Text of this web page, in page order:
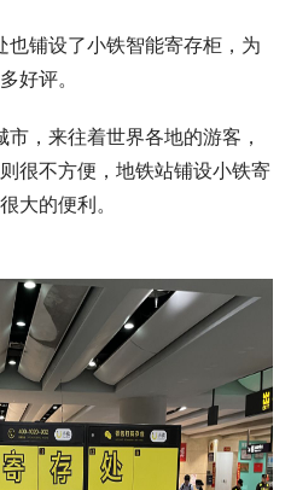
也铺设了小铁智能寄存柜，为
好评。
，来往着世界各地的游客，
很不方便，地铁站铺设小铁寄
大的便利。